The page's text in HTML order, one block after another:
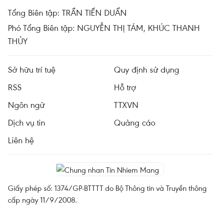
Tổng Biên tập: TRẦN TIẾN DUẨN
Phó Tổng Biên tập: NGUYỄN THỊ TÁM, KHÚC THANH
THỦY
Sở hữu trí tuệ
Quy định sử dụng
RSS
Hỗ trợ
Ngôn ngữ
TTXVN
Dịch vụ tin
Quảng cáo
Liên hệ
Giấy phép số: 1374/GP-BTTTT do Bộ Thông tin và Truyền thông
cấp ngày 11/9/2008.